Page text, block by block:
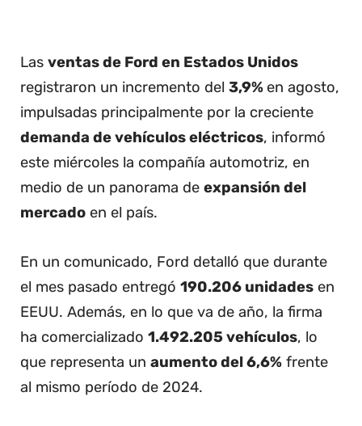
Las ventas de Ford en Estados Unidos
registraron un incremento del 3,9% en agosto,
impulsadas principalmente por la creciente
demanda de vehículos eléctricos, informó
este miércoles la compañía automotriz, en
medio de un panorama de expansión del
mercado en el país.
En un comunicado, Ford detalló que durante
el mes pasado entregó 190.206 unidades en
EEUU. Además, en lo que va de año, la firma
ha comercializado 1.492.205 vehículos, lo
que representa un aumento del 6,6% frente
al mismo período de 2024.